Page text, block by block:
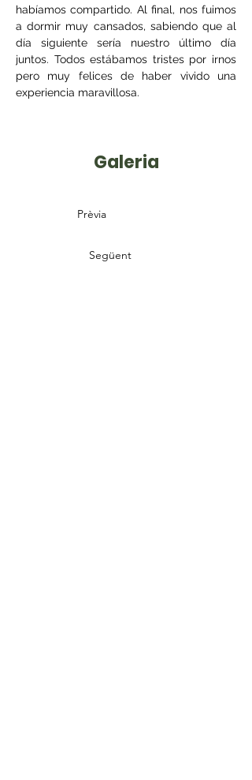
habíamos compartido. Al final, nos fuimos
a dormir muy cansados, sabiendo que al
día siguiente sería nuestro último día
juntos. Todos estábamos tristes por irnos
pero muy felices de haber vivido una
experiencia maravillosa.
Galeria
Prèvia
Següent